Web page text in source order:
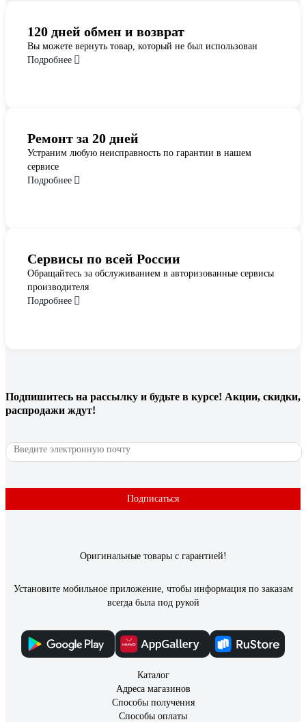
120 дней обмен и возврат
Вы можете вернуть товар, который не был использован
Подробнее
Ремонт за 20 дней
Устраним любую неисправность по гарантии в нашем
сервисе
Подробнее
Сервисы по всей России
Обращайтесь за обслуживанием в авторизованные сервисы
производителя
Подробнее
Подпишитесь на рассылку и будьте в курсе! Акции, скидки,
распродажи ждут!
Подписаться
Оригинальные товары с гарантией!
Установите мобильное приложение, чтобы информация по заказам
всегда была под рукой
Каталог
Адреса магазинов
Способы получения
Способы оплаты